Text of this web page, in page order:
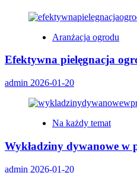
Aranżacja ogrodu
Efektywna pielęgnacja
admin 2026-01-20
Na każdy temat
Wykładziny dywanowe w
admin 2026-01-20